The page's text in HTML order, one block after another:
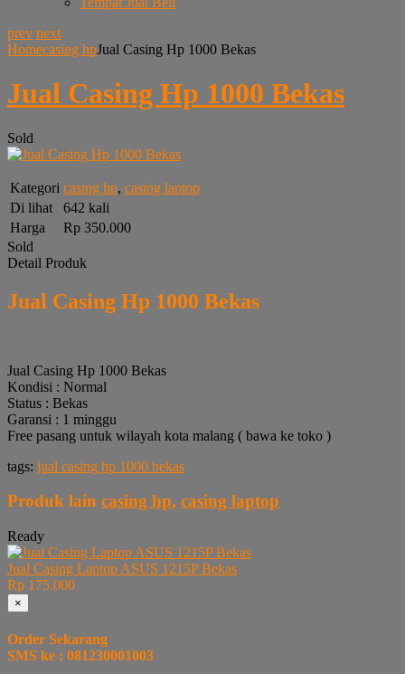
prev next
Homecasing hpJual Casing Hp 1000 Bekas
Jual Casing Hp 1000 Bekas
Sold
Kategori casing hp, casing laptop
Di lihat
642 kali
Harga
Rp 350.000
Sold
Detail Produk
Jual Casing Hp 1000 Bekas
Jual Casing Hp 1000 Bekas
Kondisi : Normal
Status : Bekas
Garansi : 1 minggu
Free pasang untuk wilayah kota malang ( bawa ke toko )
tags: jual casing hp 1000 bekas
Produk lain casing hp, casing laptop
Ready
Jual Casing Laptop ASUS 1215P Bekas
Rp 175.000
×
Order Sekarang
SMS ke : 081230001003